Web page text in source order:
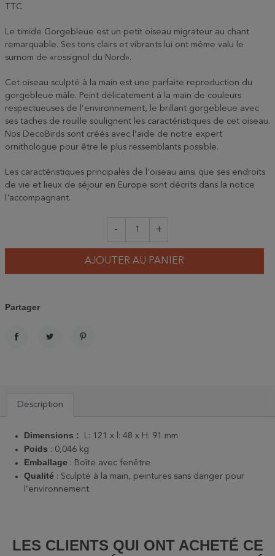
TTC
Le timide Gorgebleue est un petit oiseau migrateur au chant
remarquable. Ses tons clairs et vibrants lui ont même valu le
surnom de «rossignol du Nord».
Cet oiseau sculpté à la main est une parfaite reproduction du
gorgebleue mâle. Peint délicatement à la main de couleurs
respectueuses de l’environnement, le brillant gorgebleue avec
ses taches de rouille soulignent les caractéristiques de cet oiseau.
Nos DecoBirds sont créés avec l’aide de notre expert
ornithologue pour être le plus ressemblants possible.
Les caractéristiques principales de l'oiseau ainsi que ses endroits
de vie et lieux de séjour en Europe sont décrits dans la notice
l'accompagnant.
- +
AJOUTER AU PANIER
Partager
Description
Dimensions : L: 121 x l: 48 x H: 91 mm
Poids : 0,046 kg
Emballage : Boîte avec fenêtre
Qualité : Sculpté à la main, peintures sans danger pour
l’environnement.
LES CLIENTS QUI ONT ACHETÉ CE